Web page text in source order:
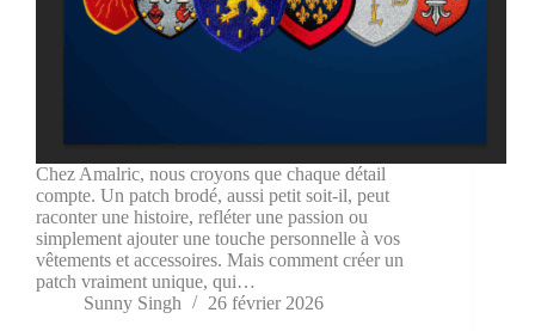
Chez Amalric, nous croyons que chaque détail
compte. Un patch brodé, aussi petit soit-il, peut
raconter une histoire, refléter une passion ou
simplement ajouter une touche personnelle à vos
vêtements et accessoires. Mais comment créer un
patch vraiment unique, qui…
Sunny Singh
26 février 2026